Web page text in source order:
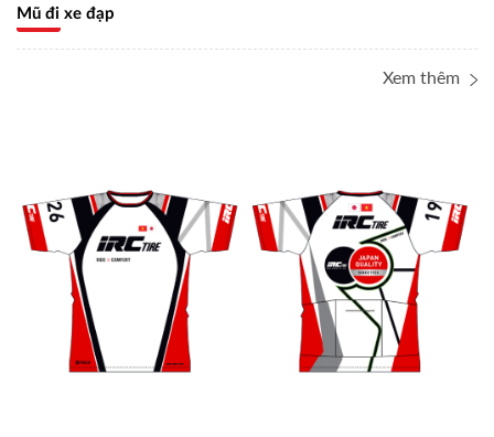
Mũ đi xe đạp
Xem thêm